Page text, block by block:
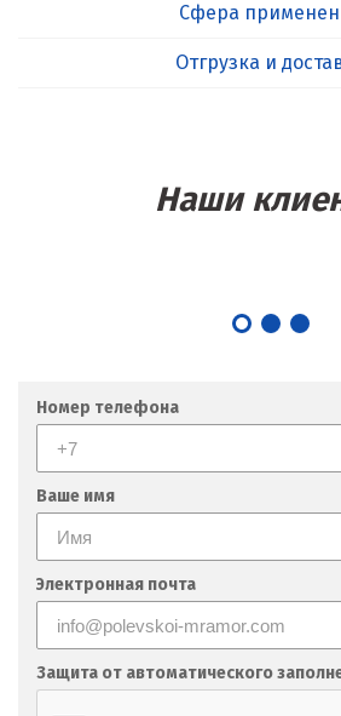
Сфера
Отгрузка и
Наши
Номер телефона
Ваше имя
Электронная почта
Защита от автоматического